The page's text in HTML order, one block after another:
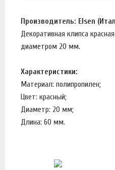
Производитель: Elsen
Декоративная клипса
диаметром 20 мм.
Характеристики:
Материал: полипропилен;
Цвет: красный;
Диаметр: 20 мм;
Длина: 60 мм.